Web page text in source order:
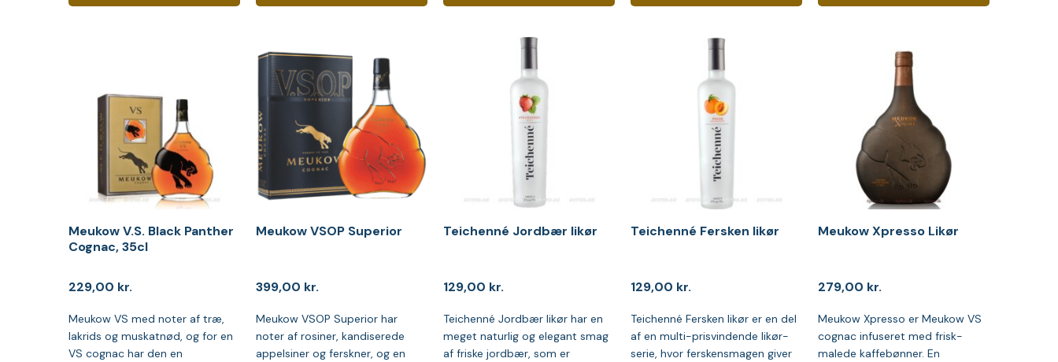
Meukow V.S. Black Panther
Cognac, 35cl
229,00 kr.
Meukow VS med noter af træ,
lakrids og muskatnød, og for en
VS cognac har den en
Meukow VSOP Superior
399,00 kr.
Meukow VSOP Superior har
noter af rosiner, kandiserede
appelsiner og ferskner, og en
Teichenné Jordbær likør
129,00 kr.
Teichenné Jordbær likør har en
meget naturlig og elegant smag
af friske jordbær, som er
Teichenné Fersken likør
129,00 kr.
Teichenné Fersken likør er en del
af en multi-prisvindende likør-
serie, hvor ferskensmagen giver
Meukow Xpresso Likør
279,00 kr.
Meukow Xpresso er Meukow VS
cognac infuseret med frisk-
malede kaffebønner. En